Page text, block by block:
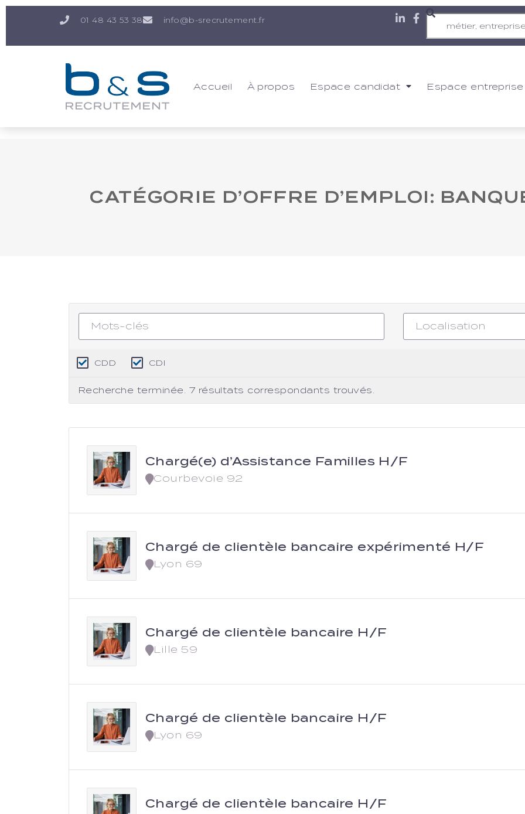
01 48 43 53 38 info@b-srecrutement.fr
Accueil À propos Espace candidat Espace entreprise
CATÉGORIE D’OFFRE D’EMPLOI:
CDD CDI
Recherche terminée. 7 résultats correspondants trouvés.
Chargé(e) d’Assistance Familles H/F
Courbevoie 92
Chargé de clientèle bancaire expérimenté H/F
Lyon 69
Chargé de clientèle bancaire H/F
Lille 59
Chargé de clientèle bancaire H/F
Lyon 69
Chargé de clientèle bancaire H/F